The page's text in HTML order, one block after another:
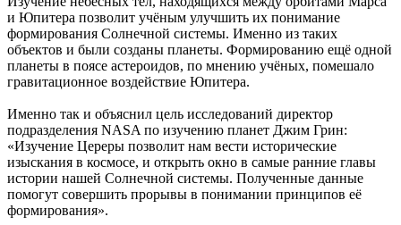
и Юпитера позволит учёным улучшить их понимание
формирования Солнечной системы. Именно из таких
объектов и были созданы планеты. Формированию ещё одной
планеты в поясе астероидов, по мнению учёных, помешало
гравитационное воздействие Юпитера.
Именно так и объяснил цель исследований директор
подразделения NASA по изучению планет Джим Грин:
«Изучение Цереры позволит нам вести исторические
изыскания в космосе, и открыть окно в самые ранние главы
истории нашей Солнечной системы. Полученные данные
помогут совершить прорывы в понимании принципов её
формирования».